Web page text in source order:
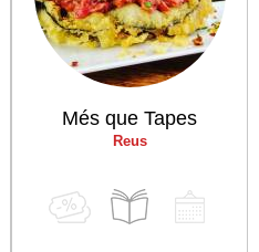
Més que Tapes
Reus